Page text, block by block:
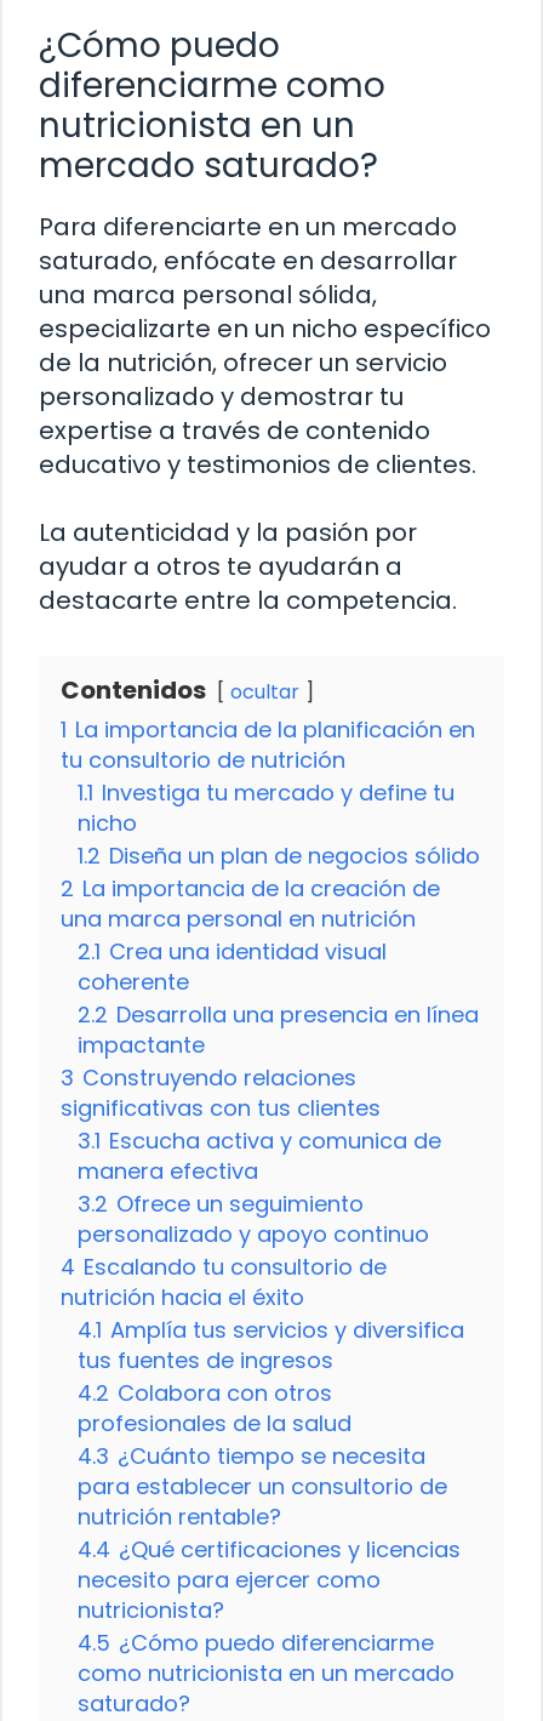
¿Cómo puedo
diferenciarme como
nutricionista en un
mercado saturado?
Para diferenciarte en un mercado
saturado, enfócate en desarrollar
una marca personal sólida,
especializarte en un nicho específico
de la nutrición, ofrecer un servicio
personalizado y demostrar tu
expertise a través de contenido
educativo y testimonios de clientes.
La autenticidad y la pasión por
ayudar a otros te ayudarán a
destacarte entre la competencia.
Contenidos ocultar
1 La importancia de la planificación en
tu consultorio de nutrición
1.1 Investiga tu mercado y define tu
nicho
1.2 Diseña un plan de negocios sólido
2 La importancia de la creación de
una marca personal en nutrición
2.1 Crea una identidad visual
coherente
2.2 Desarrolla una presencia en línea
impactante
3 Construyendo relaciones
significativas con tus clientes
3.1 Escucha activa y comunica de
manera efectiva
3.2 Ofrece un seguimiento
personalizado y apoyo continuo
4 Escalando tu consultorio de
nutrición hacia el éxito
4.1 Amplía tus servicios y diversifica
tus fuentes de ingresos
4.2 Colabora con otros
profesionales de la salud
4.3 ¿Cuánto tiempo se necesita
para establecer un consultorio de
nutrición rentable?
4.4 ¿Qué certificaciones y licencias
necesito para ejercer como
nutricionista?
4.5 ¿Cómo puedo diferenciarme
como nutricionista en un mercado
saturado?